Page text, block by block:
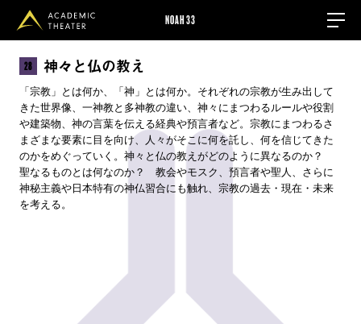
NOAH33
28 神々と仏の教え
「宗教」とは何か、「神」とは何か。それぞれの宗教が生み出して
きた世界像、一神教と多神教の違い、神々にまつわるルールや役割
や建築物、神の言葉を伝える経典や預言者など。宗教にまつわるさ
まざまな要素に目を向け、人々がそこに何を託し、何を信じてきた
のかをめぐっていく。神々と仏の教えがどのように異なるのか？
聖なるものとは何なのか？ 教会やモスク、預言者や聖人、さらに
神秘主義や日本特有の神仏習合にも触れ、宗教の過去・現在・未来
を考える。